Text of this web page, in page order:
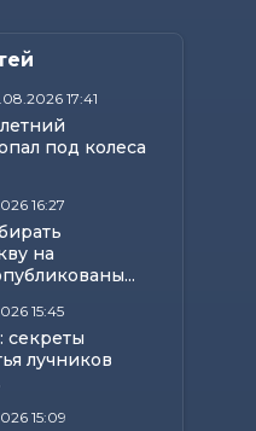
17:41
под колеса
16:27
на
15:45
секреты
лучников
15:09